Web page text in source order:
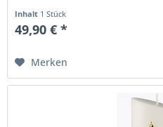
Inhalt 1 Stück
49,90 € *
Merken